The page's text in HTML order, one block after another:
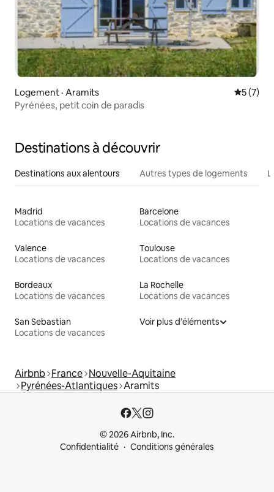
Logement · Aramits Note
5 (7)
Pyrénées, petit coin de paradis
Destinations à découvrir
Destinations aux alentours Autres types de logements
Madrid
Locations de vacances
Barcelone
Locations de vacances
Valence
Locations de vacances
Toulouse
Locations de vacances
Bordeaux
Locations de vacances
La Rochelle
Locations de vacances
San Sebastian
Locations de vacances
Voir plus d'éléments
Airbnb France Nouvelle-Aquitaine
Pyrénées-Atlantiques Aramits
© 2026 Airbnb, Inc.
Confidentialité
Conditions générales